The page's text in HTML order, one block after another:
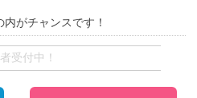
がチャンスです！
受付中！